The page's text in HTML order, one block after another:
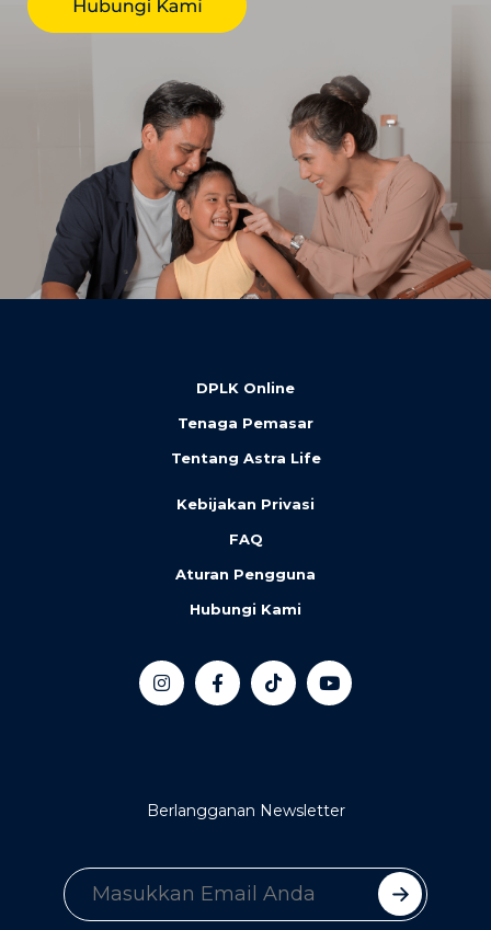
DPLK Online
Tenaga Pemasar
Tentang Astra Life
Kebijakan Privasi
FAQ
Aturan Pengguna
Hubungi Kami
Berlangganan Newsletter